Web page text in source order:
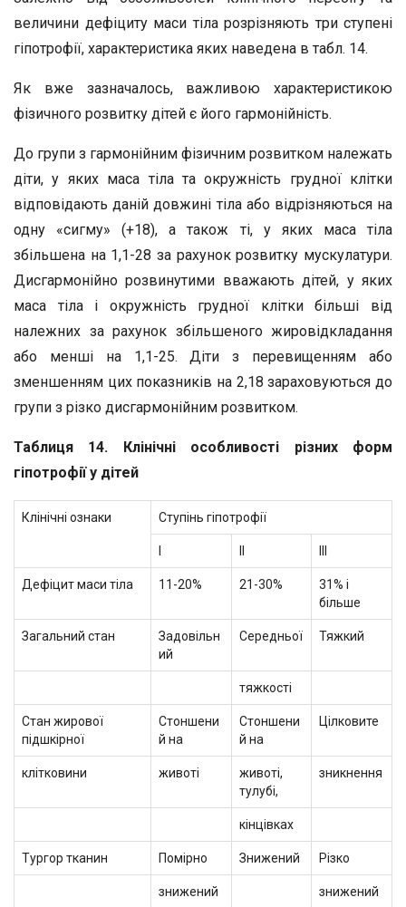
величини дефіциту маси тіла розрізняють три ступені
гіпотрофії, характеристика яких наведена в табл. 14.
Як вже зазначалось, важливою характеристикою
фізичного розвитку дітей є його гармонійність.
До групи з гармонійним фізичним розвитком належать
діти, у яких маса тіла та окружність грудної клітки
відповідають даній довжині тіла або відрізняються на
одну «сигму» (+18), а також ті, у яких маса тіла
збільшена на 1,1-28 за рахунок розвитку мускулатури.
Дисгармонійно розвинутими вважають дітей, у яких
маса тіла і окружність грудної клітки більші від
належних за рахунок збільшеного жировідкладання
або менші на 1,1-25. Діти з перевищенням або
зменшенням цих показників на 2,18 зараховуються до
групи з різко дисгармонійним розвитком.
Таблиця 14. Клінічні особливості різних форм
гіпотрофії у дітей
Клінічні ознаки Ступінь гіпотрофії
Дефіцит маси тіла 11-20% 21-30%
31% і
більше
Загальний стан
Задовільн
ий
Середньої Тяжкий
тяжкості
Стан жирової
підшкірної
Стоншени
й на
Стоншени
й на
Цілковите
клітковини животі
животі,
тулубі,
зникнення
кінцівках
Тургор тканин Помірно Знижений Різко
знижений знижений